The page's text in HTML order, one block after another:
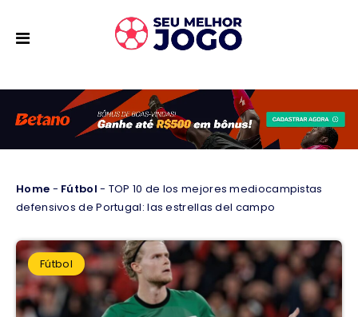
Home - Fútbol - TOP 10 de los mejores mediocampistas
defensivos de Portugal: las estrellas del campo
Fútbol